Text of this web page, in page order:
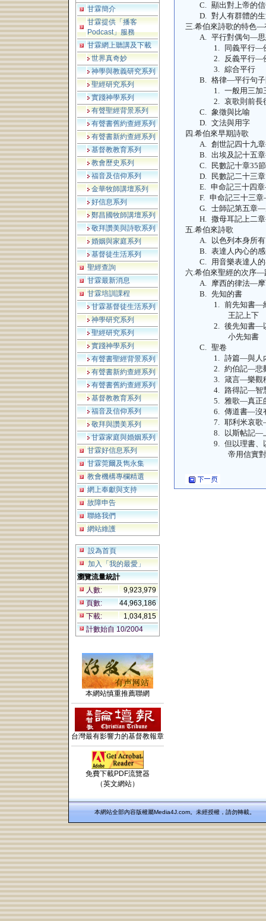
甘霖簡介
甘霖提供「播客
Podcast」服務
甘霖網上聽講及下載
世界真奇妙
神學與教義研究系列
聖經研究系列
實踐神學系列
有聲聖經背景系列
有聲書舊約查經系列
有聲書新約查經系列
基督教教育系列
教會歷史系列
福音及信仰系列
金華牧師講壇系列
好信息系列
鄭昌國牧師講壇系列
敬拜讚美與詩歌系列
婚姻與家庭系列
基督徒生活系列
聖經查詢
甘霖最新消息
甘霖培訓課程
甘霖基督徒生活系列
神學研究系列
聖經研究系列
實踐神學系列
有聲書聖經背景系列
有聲書新約查經系列
有聲書舊約查經系列
基督教教育系列
福音及信仰系列
敬拜與讚美系列
甘霖家庭與婚姻系列
甘霖好信息系列
甘霖莞爾及雋永集
教會機構專欄精選
網上奉獻與支持
故障申告
聯絡我們
網站維護
設為首頁
加入「我的最愛」
瀏覽流量統計
人數:
9,923,979
頁數:
44,963,186
下載:
1,034,815
計數始自 10/2004
本網站慎重推薦聯網
台灣最有影響力的基督教報章
免費下載PDF流覽器
（英文網站）
C. 顯出對上帝的
D. 對人有群體的
三.希伯來詩歌的特色—
A. 平行對偶句—思
1.
同義平行—
2. 反義平行—
3. 綜合平行
B. 格律—平行句
1. 一般用三加
2. 哀歌則前長
C. 象徵與比喻
D. 文法與用字
四.希伯來早期詩歌
A. 創世記四十九
B. 出埃及記十五
C.
民數記十章35
D.
民數記二十三
E. 申命記三十四
F. 申命記三十三
G. 士師記第五章
H. 撒母耳記上二
五.希伯來詩歌
A.
以色列本身所
B. 表達人內心的
C. 用音樂表達人
六.希伯來聖經的次序—
A. 摩西的律法—
B. 先知的書
1. 前先知書—
王記上下
2. 後先知書—
小先知書
C. 聖卷
1. 詩篇—與人
2. 約伯記—悲
3. 箴言—樂觀
4. 路得記—智
5. 雅歌—真正
6. 傳道書—沒
7. 耶利米哀
8.
以斯帖記—
9. 但以理書、
帝用信實
本網站全部內容版權屬Media4J.com。未經授權，請勿轉載。